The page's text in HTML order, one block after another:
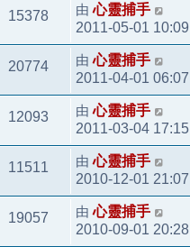
15378 由心靈捕手
2011-05-01 10:09
20774 由心靈捕手
2011-04-01 06:07
12093 由心靈捕手
2011-03-04 17:15
11511 由心靈捕手
2010-12-01 21:07
19057 由心靈捕手
2010-09-01 20:28